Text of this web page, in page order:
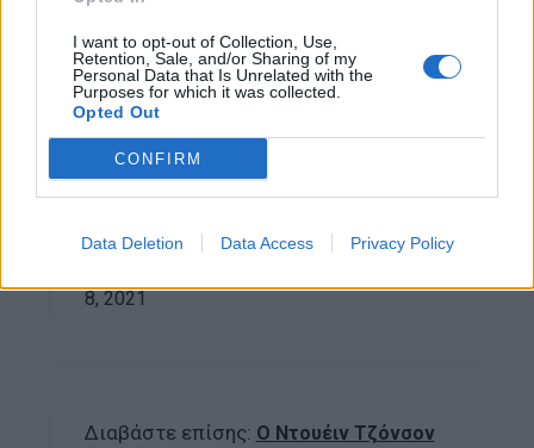
I want to opt-out of Collection, Use,
Retention, Sale, and/or Sharing of my
Personal Data that Is Unrelated with the
Purposes for which it was collected.
Opted Out
CONFIRM
Data Deletion Data Access Privacy Policy
Nothing weird about this, my friend.
I workout twice a day and then I go to
work for 12+ hours.
I shower 3xs.
8, 2021
Διαβάστε επίσης: Ο Ντουέιν Τζόνσον